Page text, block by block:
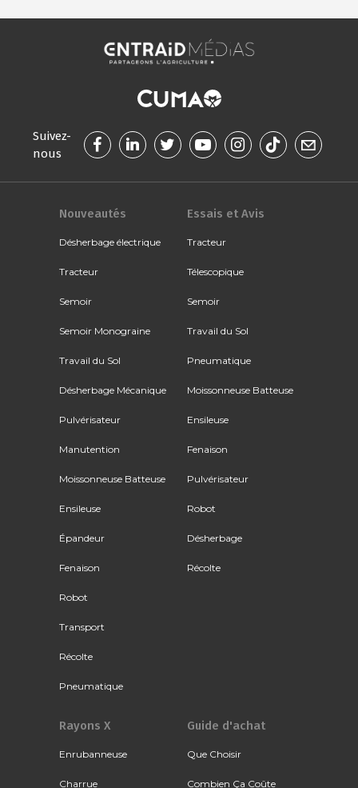
Suivez-
nous
Nouveautés
Désherbage électrique
Tracteur
Semoir
Semoir Monograine
Travail du Sol
Désherbage Mécanique
Pulvérisateur
Manutention
Moissonneuse Batteuse
Ensileuse
Épandeur
Fenaison
Robot
Transport
Récolte
Pneumatique
Essais et Avis
Tracteur
Télescopique
Semoir
Travail du Sol
Pneumatique
Moissonneuse Batteuse
Ensileuse
Fenaison
Pulvérisateur
Robot
Désherbage
Récolte
Rayons X
Enrubanneuse
Charrue
Guide d'achat
Que Choisir
Combien Ça Coûte